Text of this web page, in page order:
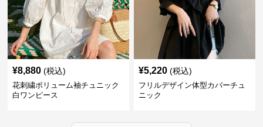
¥8,880 (税込)
花刺繍ボリューム袖チュニック
白ワンピース
¥5,220 (税込)
フリルデザイン体型カバーチュ
ニック